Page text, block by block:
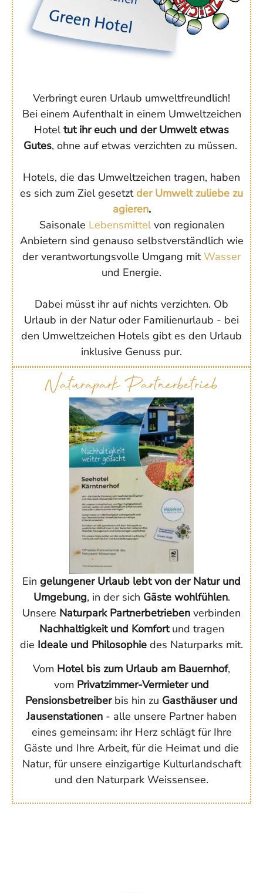
Verbringt euren Urlaub umweltfreundlich!
Bei einem Aufenthalt in einem Umweltzeichen
Hoteltut ihr euch und der Umwelt etwas
Gutes, ohne auf etwas verzichten zu müssen.
Hotels, die das Umweltzeichen tragen, haben
es sich zum Ziel gesetztder Umwelt zuliebe zu
agieren.
Saisonale Lebensmittelvon regionalen
Anbietern sind genauso selbstverständlich wie
der verantwortungsvolle Umgang mitWasser
und Energie.
Dabei müsst ihr auf nichts verzichten. Ob
Urlaub in der Natur oder Familienurlaub - bei
den Umweltzeichen Hotels gibt es den Urlaub
inklusive Genuss pur.
Naturapark Partnerbetrieb
Ein gelungener Urlaub lebt von der Natur und
Umgebung, in der sich Gäste wohlfühlen.
Unsere Naturpark Partnerbetrieben verbinden
Nachhaltigkeit und Komfortund tragen
die Ideale und Philosophie des Naturparks mit.
Vom Hotel bis zum Urlaub am Bauernhof,
vom Privatzimmer-Vermieter und
Pensionsbetreiberbis hin zu Gasthäuser und
Jausenstationen - alle unsere Partner haben
eines gemeinsam: ihr Herz schlägt für Ihre
Gäste und Ihre Arbeit, für die Heimat und die
Natur, für unsere einzigartige Kulturlandschaft
und den Naturpark Weissensee.